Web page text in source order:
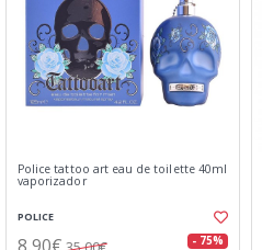
Police tattoo art eau de toilette 40ml
vaporizador
POLICE
- 75%